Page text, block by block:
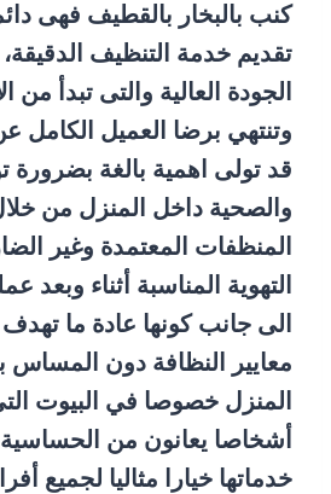
كنب بالبخار بالقطيف فهى
تقديم خدمة التنظيف
الجودة العالية والتى تبدأ من
وتنتهي برضا العميل الكامل عن
قد تولى اهمية بالغة بضرورة
والصحية داخل المنزل من
المنظفات المعتمدة وغير
التهوية المناسبة أثناء وبعد
الى جانب كونها عادة ما
معايير النظافة دون المساس
المنزل خصوصا في البيوت
أشخاصا يعانون من
خدماتها خيارا مثاليا لجميع